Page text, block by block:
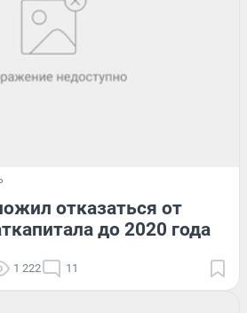
отказаться от
до 2020 года
1 222 11